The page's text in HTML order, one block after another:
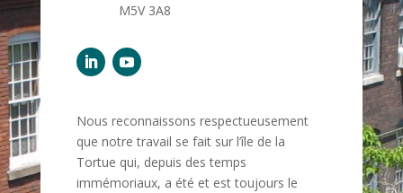
M5V 3A8
Nous reconnaissons respectueusement
que notre travail se fait sur l’île de la
Tortue qui, depuis des temps
immémoriaux, a été et est toujours le